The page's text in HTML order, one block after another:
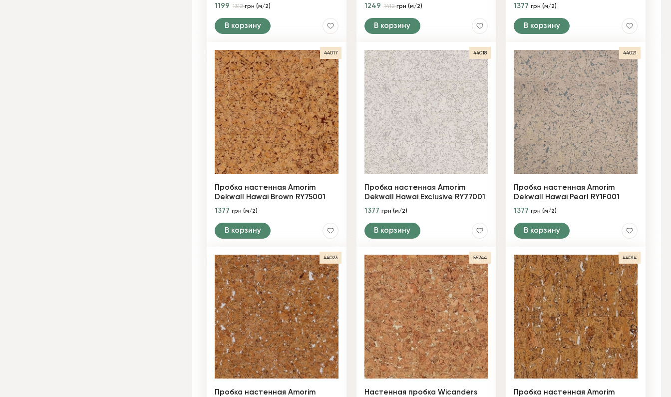
1199 1312грн (м/2)
В корзину
1249 1412грн (м/2)
В корзину
1377грн (м/2)
В корзину
44017
Пробка настенная Amorim
Dekwall Hawai Brown RY75001
1377 грн (м/2)
В корзину
44018
Пробка настенная Amorim
Dekwall Hawai Exclusive RY77001
1377 грн (м/2)
В корзину
44021
Пробка настенная Amorim
Dekwall Hawai Pearl RY1F001
1377грн (м/2)
В корзину
44023
Пробка настенная Amorim
55244
Настенная пробка Wicanders
44014
Пробка настенная Amorim